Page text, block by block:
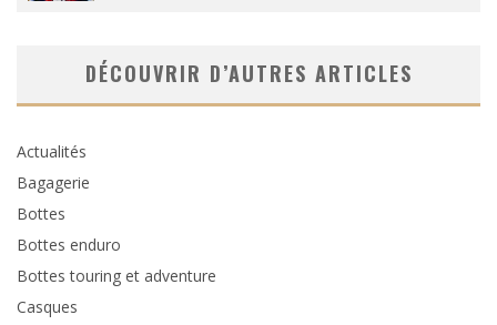
DÉCOUVRIR D’AUTRES ARTICLES
Actualités
Bagagerie
Bottes
Bottes enduro
Bottes touring et adventure
Casques